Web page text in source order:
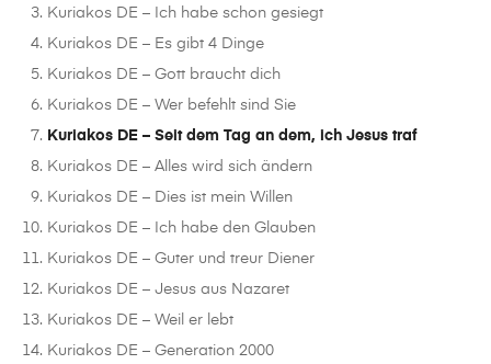
Kuriakos DE – Ich habe schon gesiegt
Kuriakos DE – Es gibt 4 Dinge
Kuriakos DE – Gott braucht dich
Kuriakos DE – Wer befehlt sind Sie
Kuriakos DE – Seit dem Tag an dem, ich Jesus traf
Kuriakos DE – Alles wird sich ändern
Kuriakos DE – Dies ist mein Willen
Kuriakos DE – Ich habe den Glauben
Kuriakos DE – Guter und treur Diener
Kuriakos DE – Jesus aus Nazaret
Kuriakos DE – Weil er lebt
Kuriakos DE – Generation 2000